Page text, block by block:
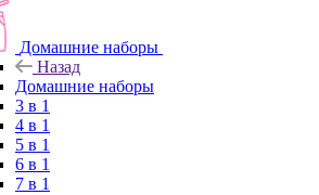
Домашние наборы
Назад
Домашние наборы
3 в 1
4 в 1
5 в 1
6 в 1
7 в 1